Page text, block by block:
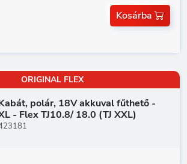
Kosárba
ORIGINAL FLEX
polár, 18V akkuval fűthető -
- Flex TJ10.8/ 18.0 (TJ XXL)